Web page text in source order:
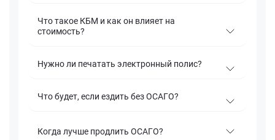
Что такое КБМ и как он влияет на
стоимость?
Нужно ли печатать электронный полис?
Что будет, если ездить без ОСАГО?
Когда лучше продлить ОСАГО?